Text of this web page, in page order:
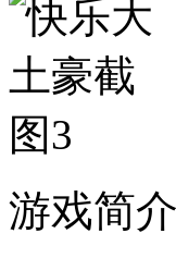
游戏简介